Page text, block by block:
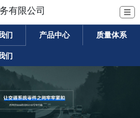
有限公司 ☰
们 产品中心 质量体系
们